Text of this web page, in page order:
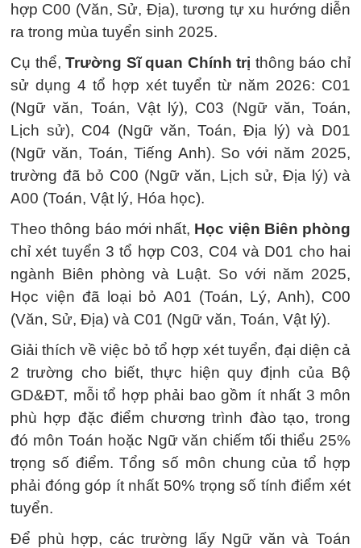
hợp C00 (Văn, Sử, Địa), tương tự xu hướng diễn
ra trong mùa tuyển sinh 2025.
Cụ thể,Trường Sĩ quan Chính trị thông báo chỉ
sử dụng 4 tổ hợp xét tuyển từ năm 2026: C01
(Ngữ văn, Toán, Vật lý), C03 (Ngữ văn, Toán,
Lịch sử), C04 (Ngữ văn, Toán, Địa lý) và D01
(Ngữ văn, Toán, Tiếng Anh). So với năm 2025,
trường đã bỏ C00 (Ngữ văn, Lịch sử, Địa lý) và
A00 (Toán, Vật lý, Hóa học).
Theo thông báo mới nhất, Học viện Biên phòng
chỉ xét tuyển 3 tổ hợp C03, C04 và D01 cho hai
ngành Biên phòng và Luật. So với năm 2025,
Học viện đã loại bỏ A01 (Toán, Lý, Anh), C00
(Văn, Sử, Địa) và C01 (Ngữ văn, Toán, Vật lý).
Giải thích về việc bỏ tổ hợp xét tuyển, đại diện cả
2 trường cho biết, thực hiện quy định của Bộ
GD&ĐT, mỗi tổ hợp phải bao gồm ít nhất 3 môn
phù hợp đặc điểm chương trình đào tạo, trong
đó môn Toán hoặc Ngữ văn chiếm tối thiểu 25%
trọng số điểm. Tổng số môn chung của tổ hợp
phải đóng góp ít nhất 50% trọng số tính điểm xét
tuyển.
Để phù hợp, các trường lấy Ngữ văn và Toán